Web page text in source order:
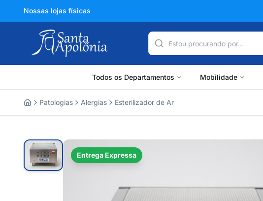
Nossas lojas físicas
Todos os Departamentos Mobilidade
Patologias Alergias Esterilizador de Ar
Entrega Expressa